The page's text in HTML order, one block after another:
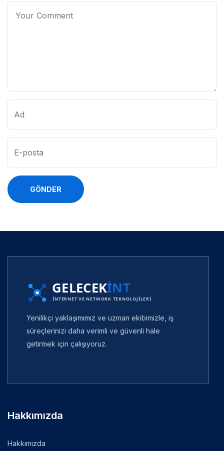
GÖNDER
Yenilikçi yaklaşımımız ve uzman ekibimizle, iş
süreçlerinizi daha verimli ve güvenli hale
getirmek için çalışıyoruz.
Hakkımızda
Hakkımızda